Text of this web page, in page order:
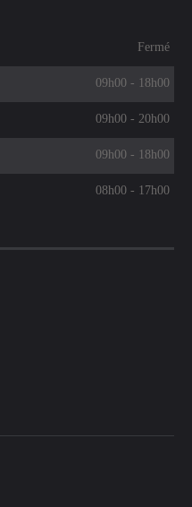
Fermé
09h00 - 18h00
09h00 - 20h00
09h00 - 18h00
08h00 - 17h00